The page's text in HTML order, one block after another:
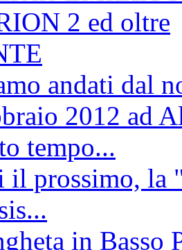
2 ed oltre
andati dal
2012 ad
tempo...
il prossimo, la
in Basso